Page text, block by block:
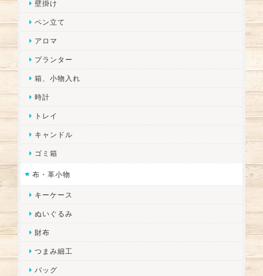
壁掛け
ペン立て
アロマ
プランター
箱、小物入れ
時計
トレイ
キャンドル
ゴミ箱
布・革小物
キーケース
ぬいぐるみ
財布
つまみ細工
バッグ